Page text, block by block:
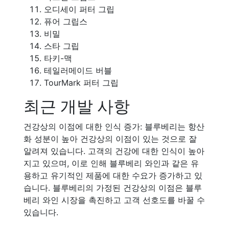
오디세이 퍼터 그립
퓨어 그립스
비밀
스타 그립
타키-맥
테일러메이드 버블
TourMark 퍼터 그립
최근 개발 사항
건강상의 이점에 대한 인식 증가: 블루베리는 항산
화 성분이 높아 건강상의 이점이 있는 것으로 잘
알려져 있습니다. 고객의 건강에 대한 인식이 높아
지고 있으며, 이로 인해 블루베리 와인과 같은 유
용하고 유기적인 제품에 대한 수요가 증가하고 있
습니다. 블루베리의 가정된 건강상의 이점은 블루
베리 와인 시장을 촉진하고 고객 선호도를 바꿀 수
있습니다.